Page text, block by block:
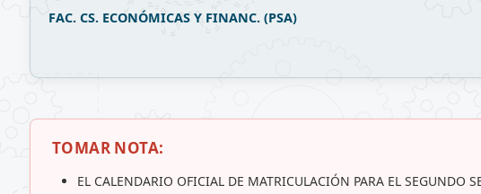
FAC. CS. ECONÓMICAS Y FINANC. (PSA)
TOMAR NOTA:
EL CALENDARIO OFICIAL DE MATRICULACIÓN PARA EL SEGUNDO